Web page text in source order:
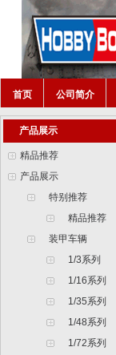
首页 公司简介
产品展示
精品推荐
产品展示
特别推荐
精品推荐
装甲车辆
1/3系列
1/16系列
1/35系列
1/48系列
1/72系列